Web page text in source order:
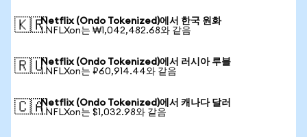
🇰🇷Netflix (Ondo Tokenized)에서 한국 원화
1 NFLXon는 ₩1,042,482.68와 같음
🇷🇺Netflix (Ondo Tokenized)에서 러시아 루블
1 NFLXon는 ₽60,914.44와 같음
🇨🇦Netflix (Ondo Tokenized)에서 캐나다 달러
1 NFLXon는 $1,032.98와 같음